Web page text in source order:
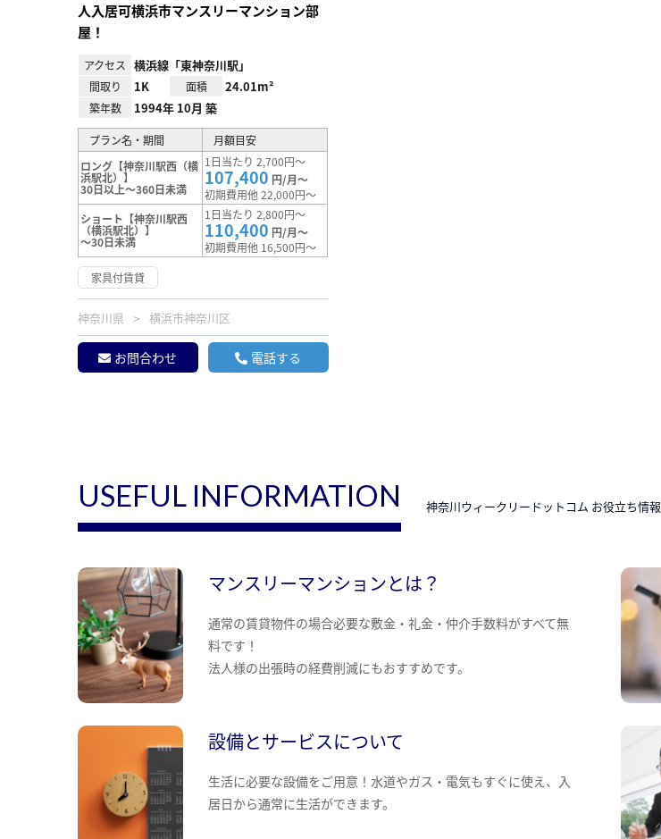
人入居可横浜市マンスリーマンション部
屋！
アクセス 横浜線「東神奈川駅」
間取り 1K 面積 24.01m²
築年数 1994年 10月 築
プラン名・期間
月額目安
ロング【神奈川駅西（横
浜駅北）】
30日以上～360日未満
1日当たり 2,700円～
107,400 円/月～
初期費用他 22,000円～
ショート【神奈川駅西
（横浜駅北）】
～30日未満
1日当たり 2,800円～
110,400 円/月～
初期費用他 16,500円～
家具付賃貸
神奈川県 横浜市神奈川区
お問合わせ 電話する
USEFUL INFORMATION 神奈川ウィークリードットコム お役立ち情報
マンスリーマンションとは？
通常の賃貸物件の場合必要な敷金・礼金・仲介手数料がすべて無
料です！
法人様の出張時の経費削減にもおすすめです。
設備とサービスについて
生活に必要な設備をご用意！水道やガス・電気もすぐに使え、入
居日から通常に生活ができます。